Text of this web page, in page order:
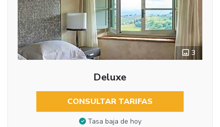
3
Deluxe
CONSULTAR TARIFAS
Tasa baja de hoy